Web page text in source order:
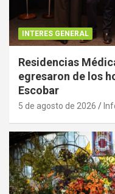
INTERES GENERAL
Residencias
egresaron de los
Escobar
5 de agosto de 2026